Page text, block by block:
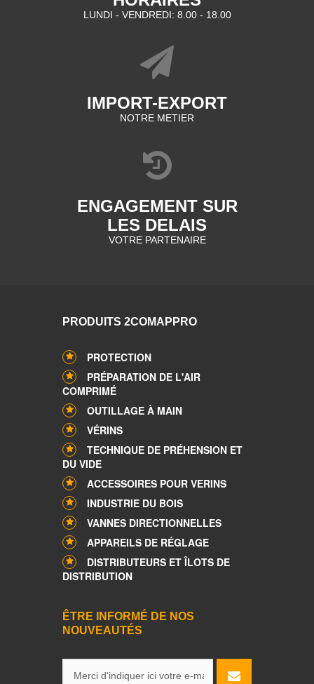
LUNDI - VENDREDI: 8.00 - 18.00
IMPORT-EXPORT
NOTRE METIER
ENGAGEMENT SUR
LES DELAIS
VOTRE PARTENAIRE
PRODUITS 2COMAPPRO
PROTECTION
PRÉPARATION DE L'AIR
COMPRIMÉ
OUTILLAGE À MAIN
VÉRINS
TECHNIQUE DE PRÉHENSION ET
DU VIDE
ACCESSOIRES POUR VERINS
INDUSTRIE DU BOIS
VANNES DIRECTIONNELLES
APPAREILS DE RÉGLAGE
DISTRIBUTEURS ET ÎLOTS DE
DISTRIBUTION
ÊTRE INFORMÉ DE NOS
NOUVEAUTÉS